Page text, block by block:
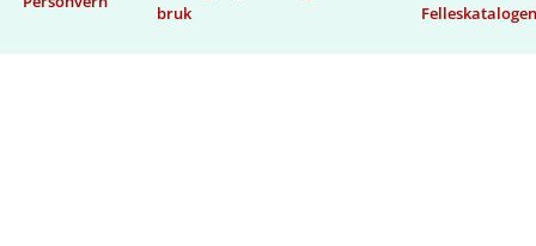
bruk
Felleskatalogen